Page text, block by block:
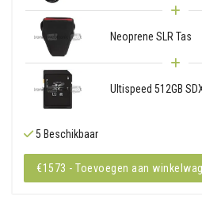
Neoprene SLR Tas
Ultispeed 512GB
5 Beschikbaar
€1573 - Toevoegen aan